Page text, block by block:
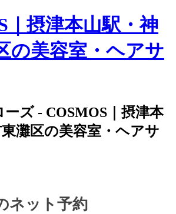
ズ - COSMOS｜摂津本
灘区の美容室・ヘアサ
ネット予約